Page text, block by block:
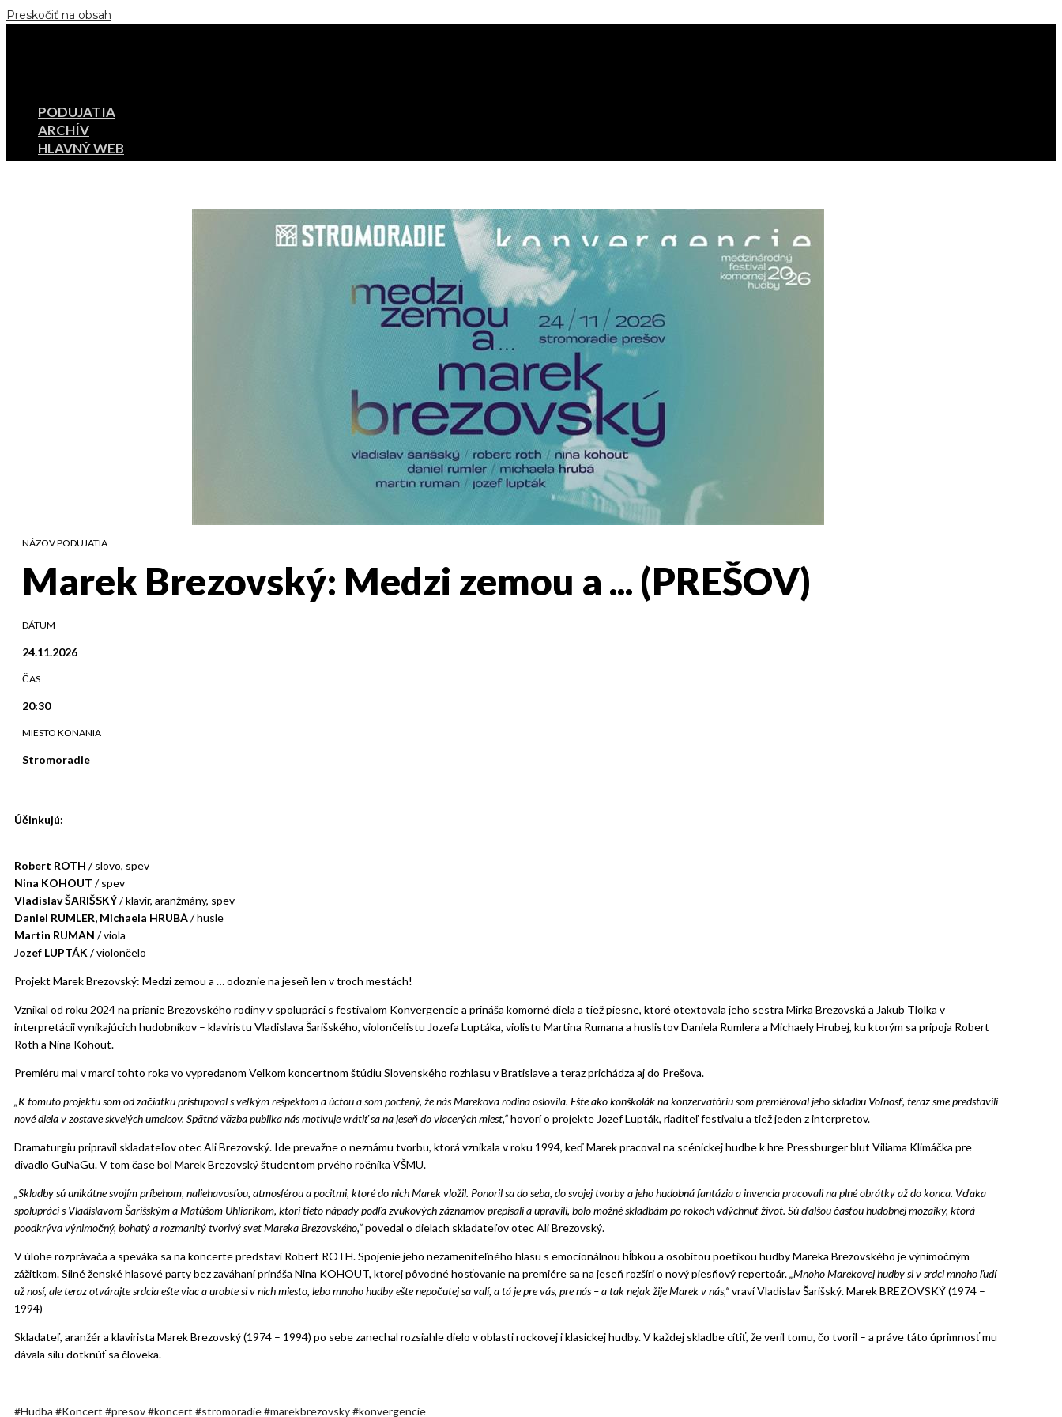
Preskočiť na obsah
PODUJATIA
ARCHÍV
HLAVNÝ WEB
NÁZOV PODUJATIA
Marek Brezovský: Medzi zemou a ... (PREŠOV)
DÁTUM
24.11.2026
ČAS
20:30
MIESTO KONANIA
Stromoradie
Účinkujú:
Robert ROTH / slovo, spev
Nina KOHOUT / spev
Vladislav ŠARIŠSKÝ/ klavír, aranžmány, spev
Daniel RUMLER, Michaela HRUBÁ/ husle
Martin RUMAN / viola
Jozef LUPTÁK / violončelo
Projekt Marek Brezovský: Medzi zemou a … odoznie na jeseň len v troch mestách!
Vznikal od roku 2024 na prianie Brezovského rodiny v spolupráci s festivalom Konvergencie a prináša komorné diela a tiež piesne, ktoré otextovala jeho sestra Mirka Brezovská a Jakub Tlolka v
interpretácii vynikajúcich hudobníkov – klaviristu Vladislava Šarišského, violončelistu Jozefa Luptáka, violistu Martina Rumana a huslistov Daniela Rumlera a Michaely Hrubej, ku ktorým sa pripoja Robert
Roth a Nina Kohout.
Premiéru mal v marci tohto roka vo vypredanom Veľkom koncertnom štúdiu Slovenského rozhlasu v Bratislave a teraz prichádza aj do Prešova.
„K tomuto projektu som od začiatku pristupoval s veľkým rešpektom a úctou a som poctený, že nás Marekova rodina oslovila. Ešte ako konškolák na konzervatóriu som premiéroval jeho skladbu Voľnosť, teraz sme predstavili
nové diela v zostave skvelých umelcov. Spätná väzba publika nás motivuje vrátiť sa na jeseň do viacerých miest,“hovorí o projekte Jozef Lupták, riaditeľ festivalu a tiež jeden z interpretov.
Dramaturgiu pripravil skladateľov otec Ali Brezovský. Ide prevažne o neznámu tvorbu, ktorá vznikala v roku 1994, keď Marek pracoval na scénickej hudbe k hre Pressburger blut Viliama Klimáčka pre
divadlo GuNaGu. V tom čase bol Marek Brezovský študentom prvého ročníka VŠMU.
„Skladby sú unikátne svojím príbehom, naliehavosťou, atmosférou a pocitmi, ktoré do nich Marek vložil. Ponoril sa do seba, do svojej tvorby a jeho hudobná fantázia a invencia pracovali na plné obrátky až do konca. Vďaka
spolupráci s Vladislavom Šarišským a Matúšom Uhliarikom, ktorí tieto nápady podľa zvukových záznamov prepísali a upravili, bolo možné skladbám po rokoch vdýchnuť život. Sú ďalšou časťou hudobnej mozaiky, ktorá
poodkrýva výnimočný, bohatý a rozmanitý tvorivý svet Mareka Brezovského,“povedal o dielach skladateľov otec Ali Brezovský.
V úlohe rozprávača a speváka sa na koncerte predstaví Robert ROTH. Spojenie jeho nezameniteľného hlasu s emocionálnou hĺbkou a osobitou poetikou hudby Mareka Brezovského je výnimočným
zážitkom. Silné ženské hlasové party bez zaváhaní prináša Nina KOHOUT, ktorej pôvodné hosťovanie na premiére sa na jeseň rozšíri o nový piesňový repertoár.„Mnoho Marekovej hudby si v srdci mnoho ľudí
už nosí, ale teraz otvárajte srdcia ešte viac a urobte si v nich miesto, lebo mnoho hudby ešte nepočutej sa valí, a tá je pre vás, pre nás – a tak nejak žije Marek v nás,“vraví Vladislav Šarišský. Marek BREZOVSKÝ (1974 –
1994)
Skladateľ, aranžér a klavirista Marek Brezovský (1974 – 1994) po sebe zanechal rozsiahle dielo v oblasti rockovej i klasickej hudby. V každej skladbe cítiť, že veril tomu, čo tvoril – a práve táto úprimnosť mu
dávala silu dotknúť sa človeka.
Hudba Koncert presov koncert stromoradie marekbrezovsky konvergencie